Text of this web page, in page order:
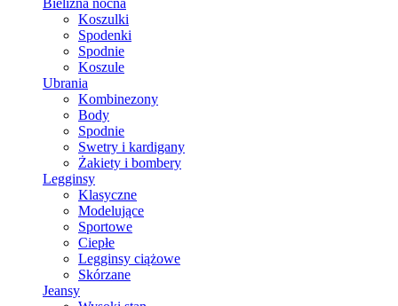
Bielizna nocna
Koszulki
Spodenki
Spodnie
Koszule
Ubrania
Kombinezony
Body
Spodnie
Swetry i kardigany
Żakiety i bombery
Legginsy
Klasyczne
Modelujące
Sportowe
Ciepłe
Legginsy ciążowe
Skórzane
Jeansy